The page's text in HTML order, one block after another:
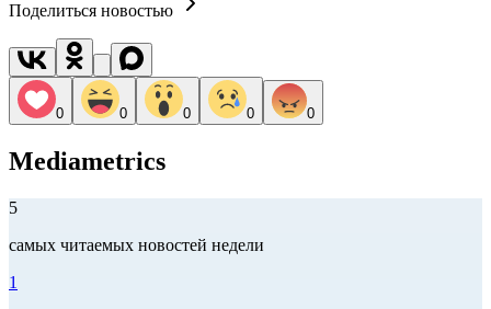
Поделиться новостью
0 0 0 0 0
Mediametrics
5
самых читаемых новостей недели
1